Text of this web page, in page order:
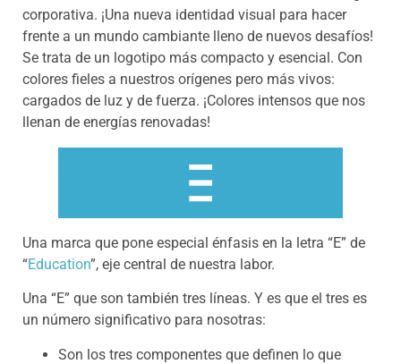
corporativa. ¡Una nueva identidad visual para hacer
frente a un mundo cambiante lleno de nuevos desafíos!
Se trata de un logotipo más compacto y esencial. Con
colores fieles a nuestros orígenes pero más vivos:
cargados de luz y de fuerza. ¡Colores intensos que nos
llenan de energías renovadas!
Una marca que pone especial énfasis en la letra “E” de
“Education”, eje central de nuestra labor.
Una “E” que son también tres líneas. Y es que el tres es
un número significativo para nosotras:
Son los tres componentes que definen lo que